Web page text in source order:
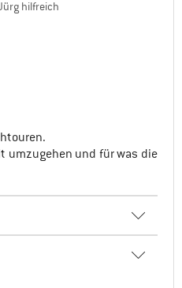
hilfreich
umzugehen und für was die